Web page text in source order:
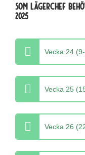
Som lägerchef
2025
Vecka 24
Vecka 25
Vecka 26